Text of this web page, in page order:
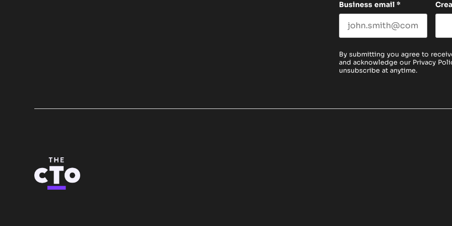
Business email *
By submitting you agree to
and acknowledge our Privacy
unsubscribe at anytime.